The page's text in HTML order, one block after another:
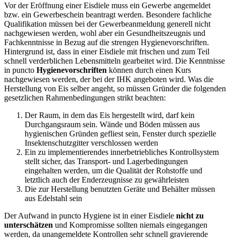
Vor der Eröffnung einer Eisdiele muss ein Gewerbe angemeldet
bzw. ein Gewerbeschein beantragt werden. Besondere fachliche
Qualifikation müssen bei der Gewerbeanmeldung generell nicht
nachgewiesen werden, wohl aber ein Gesundheitszeugnis und
Fachkenntnisse in Bezug auf die strengen Hygienevorschriften.
Hintergrund ist, dass in einer Eisdiele mit frischen und zum Teil
schnell verderblichen Lebensmitteln gearbeitet wird. Die Kenntnisse
in puncto Hygienevorschriften können durch einen Kurs
nachgewiesen werden, der bei der IHK angeboten wird. Was die
Herstellung von Eis selber angeht, so müssen Gründer die folgenden
gesetzlichen Rahmenbedingungen strikt beachten:
Der Raum, in dem das Eis hergestellt wird, darf kein
Durchgangsraum sein. Wände und Böden müssen aus
hygienischen Gründen gefliest sein, Fenster durch spezielle
Insektenschutzgitter verschlossen werden
Ein zu implementierendes innerbetriebliches Kontrollsystem
stellt sicher, das Transport- und Lagerbedingungen
eingehalten werden, um die Qualität der Rohstoffe und
letztlich auch der Enderzeugnisse zu gewährleisten
Die zur Herstellung benutzten Geräte und Behälter müssen
aus Edelstahl sein
Der Aufwand in puncto Hygiene ist in einer Eisdiele nicht zu
unterschätzen und Kompromisse sollten niemals eingegangen
werden, da unangemeldete Kontrollen sehr schnell gravierende